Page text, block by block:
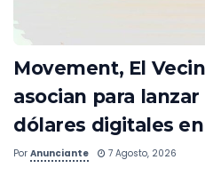
Movement, El
asocian para
dólares digitales
Por Anunciante 7 Agosto, 2026